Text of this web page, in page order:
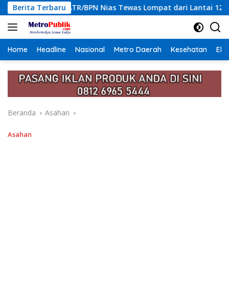
Langsung
ke
konten
Berita Terbaru
Nias Tewas Lompat dari Lantai 12 Apartemen, Berawal dari
Home Headline Nasional Metro Daerah Kesehatan
Beranda Asahan
Asahan